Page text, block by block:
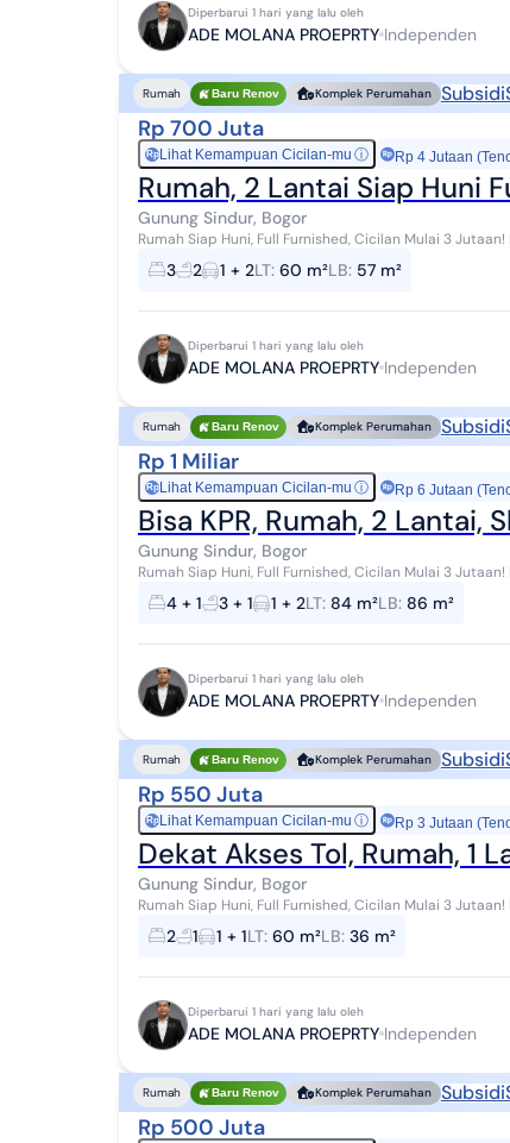
Diperbarui 1 hari yang lalu oleh
ADE MOLANA PROEPRTY Independen
Rumah Baru Renov Komplek Perumahan Subsidi
Rp 700 Juta
RpLihat Kemampuan Cicilan-mu ⓘ Rp 4 Jutaan
Rumah, 2 Lantai Siap Huni
Gunung Sindur, Bogor
Rumah Siap Huni, Full Furnished, Cicilan Mulai 3 Jutaan! Promo spesial hanya bulan ini - jangan sampai
terlewat! **Full Furnished* **Free PPN 100...
3 2 1 + 2LT: 60 m²LB: 57 m²
Diperbarui 1 hari yang lalu oleh
ADE MOLANA PROEPRTY Independen
Rumah Baru Renov Komplek Perumahan Subsidi
Rp 1 Miliar
RpLihat Kemampuan Cicilan-mu ⓘ Rp 6 Jutaan
Bisa KPR, Rumah, 2 Lantai,
Gunung Sindur, Bogor
Rumah Siap Huni, Full Furnished, Cicilan Mulai 3 Jutaan! Promo spesial hanya bulan ini - jangan sampai
terlewat! **Full Furnished* **Free PPN 100...
4 + 1 3 + 1 1 + 2LT: 84 m²LB: 86 m²
Diperbarui 1 hari yang lalu oleh
ADE MOLANA PROEPRTY Independen
Rumah Baru Renov Komplek Perumahan Subsidi
Rp 550 Juta
RpLihat Kemampuan Cicilan-mu ⓘ Rp 3 Jutaan
Dekat Akses Tol, Rumah, 1
Gunung Sindur, Bogor
Rumah Siap Huni, Full Furnished, Cicilan Mulai 3 Jutaan! Promo spesial hanya bulan ini - jangan sampai
terlewat! **Full Furnished* **Free PPN 100...
2 1 1 + 1LT: 60 m²LB: 36 m²
Diperbarui 1 hari yang lalu oleh
ADE MOLANA PROEPRTY Independen
Rumah Baru Renov Komplek Perumahan Subsidi
Rp 500 Juta